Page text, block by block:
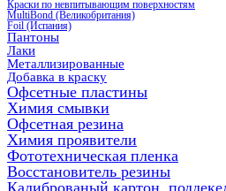
Краски по невпитывающим поверхностям
MultiBond (Великобритания)
Foil (Испания)
Пантоны
Лаки
Металлизированные
Добавка в краску
Офсетные пластины
Химия смывки
Офсетная резина
Химия проявители
Фототехническая пленка
Восстановитель резины
Калиброваный картон,